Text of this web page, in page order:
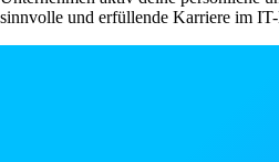
sinnvolle und erfüllende Karriere im IT-